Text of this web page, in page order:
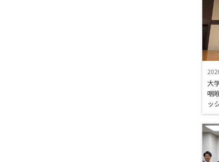
大
咽
ッ